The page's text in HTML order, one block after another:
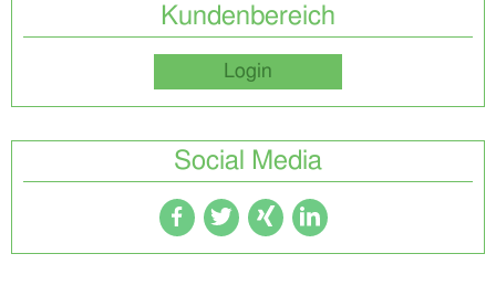
Kundenbereich
Login
Social Media